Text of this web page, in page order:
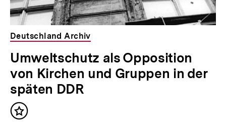
Deutschland Archiv
Umweltschutz als Opposition
von Kirchen und Gruppen in der
späten DDR
Inhalt